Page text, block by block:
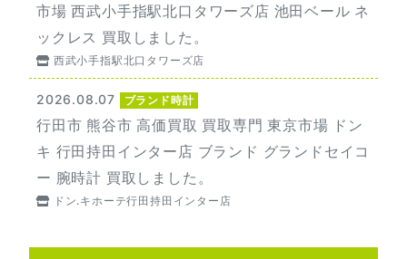
市場 西武小手指駅北口タワーズ店 池田ベール ネ
ックレス 買取しました。
西武小手指駅北口タワーズ店
2026.08.07 ブランド時計
行田市 熊谷市 高価買取 買取専門 東京市場 ドン
キ 行田持田インター店 ブランド グランドセイコ
ー 腕時計 買取しました。
ドン.キホーテ行田持田インター店